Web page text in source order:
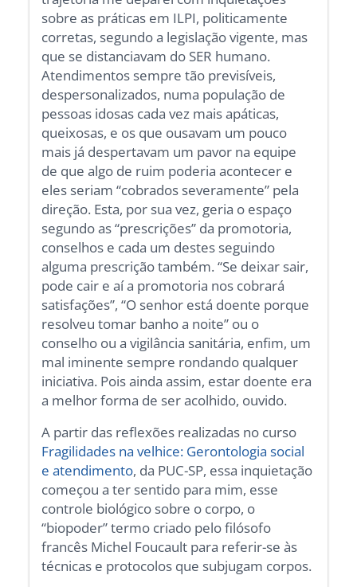
sobre as práticas em ILPI, politicamente
corretas, segundo a legislação vigente, mas
que se distanciavam do SER humano.
Atendimentos sempre tão previsíveis,
despersonalizados, numa população de
pessoas idosas cada vez mais apáticas,
queixosas, e os que ousavam um pouco
mais já despertavam um pavor na equipe
de que algo de ruim poderia acontecer e
eles seriam “cobrados severamente” pela
direção. Esta, por sua vez, geria o espaço
segundo as “prescrições” da promotoria,
conselhos e cada um destes seguindo
alguma prescrição também. “Se deixar sair,
pode cair e aí a promotoria nos cobrará
satisfações”, “O senhor está doente porque
resolveu tomar banho a noite” ou o
conselho ou a vigilância sanitária, enfim, um
mal iminente sempre rondando qualquer
iniciativa. Pois ainda assim, estar doente era
a melhor forma de ser acolhido, ouvido.
A partir das reflexões realizadas no curso
Fragilidades na velhice: Gerontologia social
e atendimento, da PUC-SP, essa inquietação
começou a ter sentido para mim, esse
controle biológico sobre o corpo, o
“biopoder” termo criado pelo filósofo
francês Michel Foucault para referir-se às
técnicas e protocolos que subjugam corpos.